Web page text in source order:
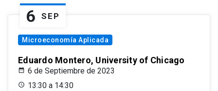
6 SEP
Microeconomía Aplicada
Eduardo Montero, University of Chicago
6 de Septiembre de 2023
13:30 a 14:30